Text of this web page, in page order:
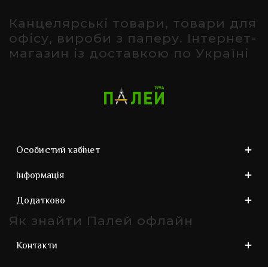
Канцелярські товари, товари для
офісу, вироби з паперу. Інтернет-
магазин із доставкою по Україні
Особистий кабінет
Інформація
Додатково
Як знайти Палей офлайн
Контакти